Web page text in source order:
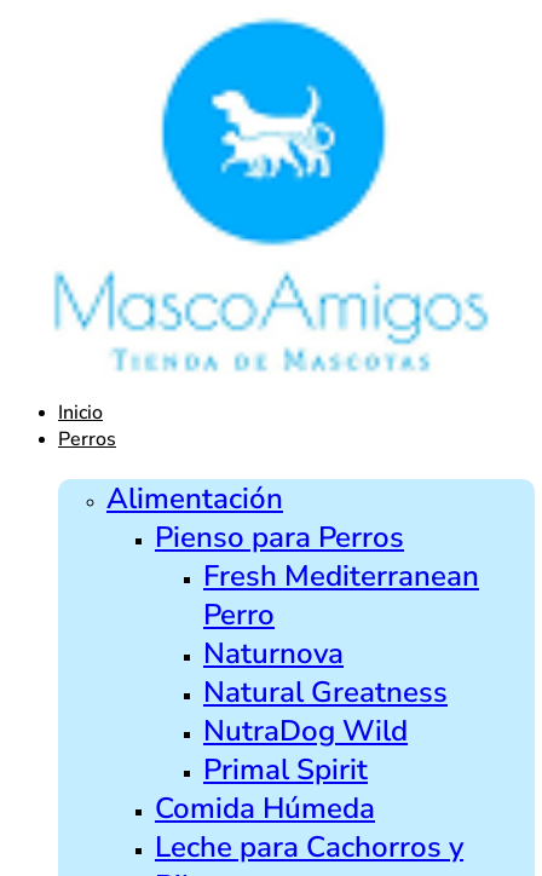
Inicio
Perros
Alimentación
Pienso para Perros
Fresh Mediterranean
Perro
Naturnova
Natural Greatness
NutraDog Wild
Primal Spirit
Comida Húmeda
Leche para Cachorros y